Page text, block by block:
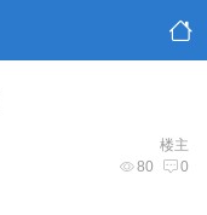
楼主
80 0